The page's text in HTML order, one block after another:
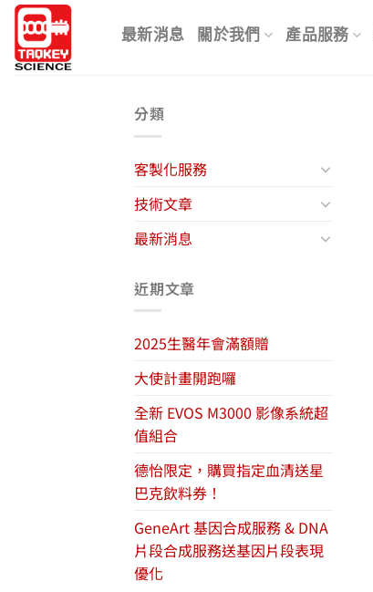
Skip
content
最新消息 關於我們 產品服務
分類
客製化服務
技術文章
最新消息
近期文章
2025生醫年會滿額贈
大使計畫開跑囉
全新 EVOS M3000 影像系統超
值組合
德怡限定，購買指定血清送星
巴克飲料券！
GeneArt 基因合成服務 & DNA
片段合成服務送基因片段表現
優化